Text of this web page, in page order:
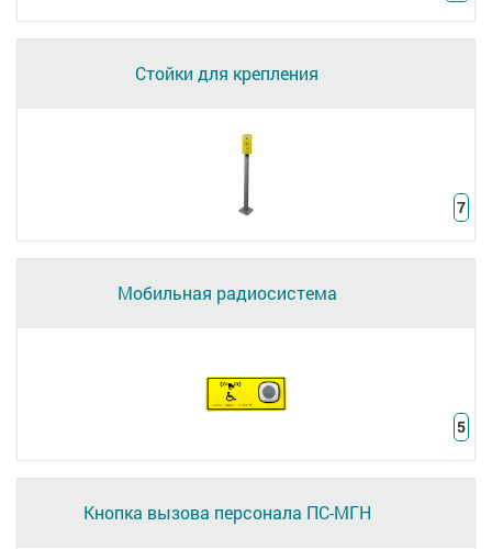
Стойки для крепления
7
Мобильная радиосистема
5
Кнопка вызова персонала ПС-МГН